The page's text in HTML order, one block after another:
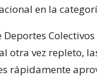
en la
Deportes
otra vez repleto,
rápidamente